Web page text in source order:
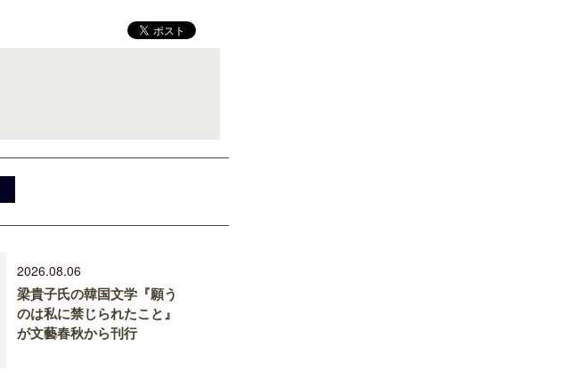
2026.08.06
梁貴子氏の韓国文学『願う
のは私に禁じられたこと』
が文藝春秋から刊行